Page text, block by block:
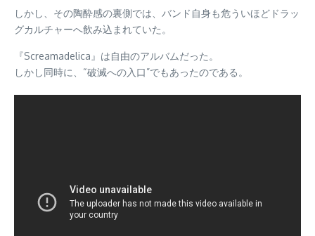
しかし、その陶酔感の裏側では、バンド自身も危ういほどドラッ
グカルチャーへ飲み込まれていた。
『Screamadelica』は自由のアルバムだった。
しかし同時に、“破滅への入口”でもあったのである。